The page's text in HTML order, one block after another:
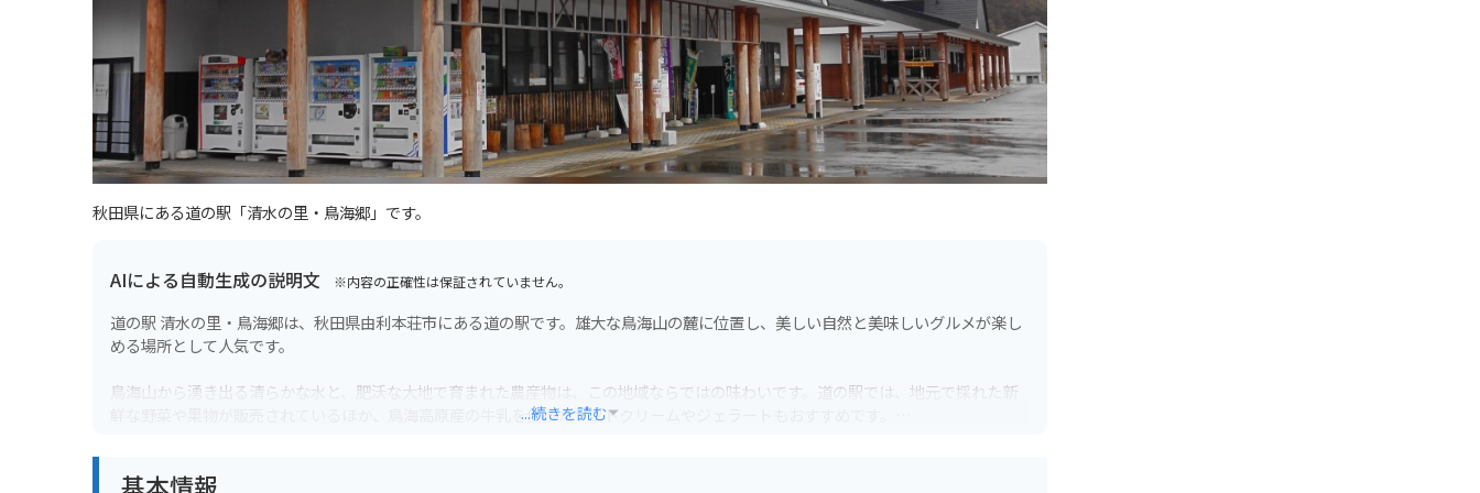
秋田県にある道の駅「清水の里・鳥海郷」です。
AIによる自動生成の説明文 ※内容の正確性は保証されていません。
道の駅 清水の里・鳥海郷は、秋田県由利本荘市にある道の駅です。雄大な鳥海山の麓に位置し、美しい自然と美味しいグルメが楽し
める場所として人気です。
鳥海山から湧き出る清らかな水と、肥沃な大地で育まれた農産物は、この地域ならではの味わいです。道の駅では、地元で採れた新
鮮な野菜や果物が販売されているほか、鳥海高原産の牛乳を使ったソフトクリームやジェラートもおすすめです。
...続きを読む
基本情報